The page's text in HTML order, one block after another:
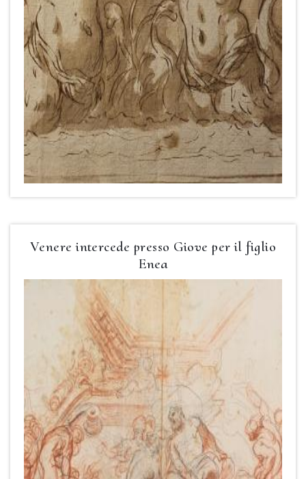
Venere intercede presso Giove per il figlio
Enea